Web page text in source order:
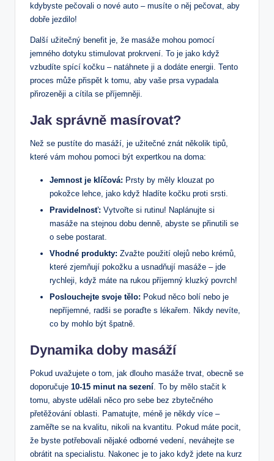
kdybyste pečovali o nové auto – musíte o něj pečovat, aby
dobře jezdilo!
Další užitečný benefit je, že masáže mohou pomocí
jemného dotyku stimulovat prokrvení. To je jako když
vzbudíte spící kočku – natáhnete ji a dodáte energii. Tento
proces může přispět k tomu, aby vaše prsa vypadala
přirozeněji a cítila se příjemněji.
Jak správně masírovat?
Než se pustíte do masáží, je užitečné znát několik tipů,
které vám mohou pomoci být expertkou na doma:
Jemnost je klíčová: Prsty by měly klouzat po
pokožce lehce, jako když hladíte kočku proti srsti.
Pravidelnosť: Vytvořte si rutinu! Naplánujte si
masáže na stejnou dobu denně, abyste se přinutili se
o sebe postarat.
Vhodné produkty: Zvažte použití olejů nebo krémů,
které zjemňují pokožku a usnadňují masáže – jde
rychleji, když máte na rukou příjemný kluzký povrch!
Poslouchejte svoje tělo: Pokud něco bolí nebo je
nepříjemné, radši se poraďte s lékařem. Nikdy nevíte,
co by mohlo být špatně.
Dynamika doby masáží
Pokud uvažujete o tom, jak dlouho masáže trvat, obecně se
doporučuje 10-15 minut na sezení . To by mělo stačit k
tomu, abyste udělali něco pro sebe bez zbytečného
přetěžování oblasti. Pamatujte, méně je někdy více –
zaměřte se na kvalitu, nikoli na kvantitu. Pokud máte pocit,
že byste potřebovali nějaké odborné vedení, neváhejte se
obrátit na specialistu. Nakonec je to jako když jdete na kurz